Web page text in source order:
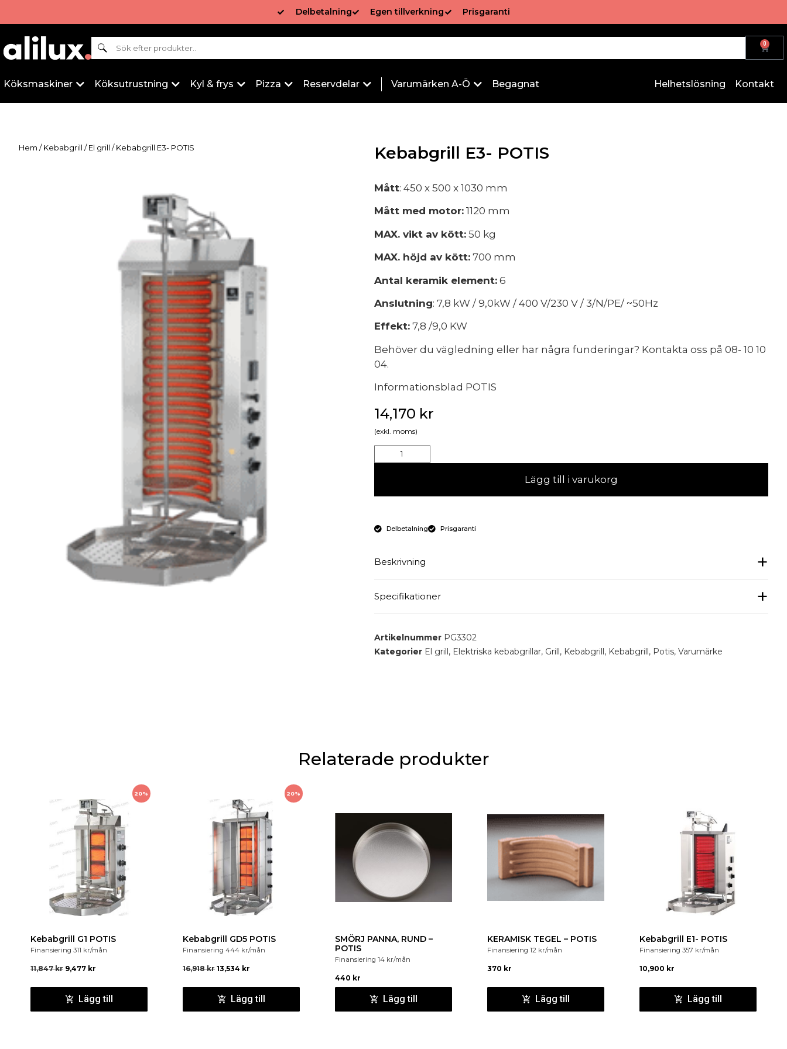
Delbetalning Egen tillverkning Prisgaranti
Sök 0
Köksmaskiner Köksutrustning Kyl & frys Pizza Reservdelar Varumärken A-Ö Begagnat Helhetslösning Kontakt
Hem /Kebabgrill /El grill / Kebabgrill E3- POTIS Kebabgrill E3- POTIS
Mått: 450 x 500 x 1030 mm
Mått med motor:1120 mm
MAX. vikt av kött:50 kg
MAX. höjd av kött:700 mm
Antal keramik element:6
Anslutning: 7,8 kW / 9,0kW / 400 V/230 V / 3/N/PE/ ~50Hz
Effekt:7,8 /9,0 KW
Behöver du vägledning eller har några funderingar? Kontakta oss på 08- 10 10
04.
Informationsblad POTIS
14,170 kr
(exkl. moms)
Lägg till i varukorg
Delbetalning Prisgaranti
Beskrivning
Maximal vikt (kött): 50kg
Specifikationer
Anslutning : 400 V / 230 V / 2 / N / PE / ~ 50Hz
Artikelnummer PG3302
Kategorier El grill, Elektriska kebabgrillar, Grill, Kebabgrill, Kebabgrill, Potis, Varumärke
Relaterade produkter
20%
Kebabgrill G1 POTIS
Finansiering 311 kr/mån
11,847kr 9,477 kr
Lägg till
20%
Kebabgrill GD5 POTIS
Finansiering 444 kr/mån
16,918kr 13,534 kr
Lägg till
SMÖRJ PANNA, RUND –
POTIS
Finansiering 14 kr/mån
440 kr
Lägg till
KERAMISK TEGEL – POTIS
Finansiering 12 kr/mån
370 kr
Lägg till
Kebabgrill E1- POTIS
Finansiering 357 kr/mån
10,900 kr
Lägg till